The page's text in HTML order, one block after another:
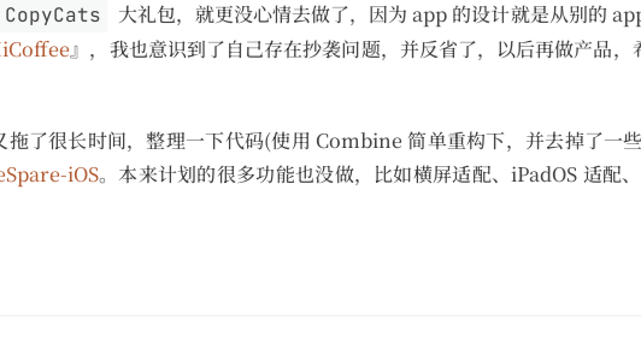
大礼包，就更没心情去做了，因为 app 的设计就是从别的
』，我也意识到了自己存在抄袭问题，并反省了，以后再做产品，
拖了很长时间，整理一下代码(使用 Combine 简单重构下，并去掉了一
iOS。本来计划的很多功能也没做，比如横屏适配、iPadOS 适配